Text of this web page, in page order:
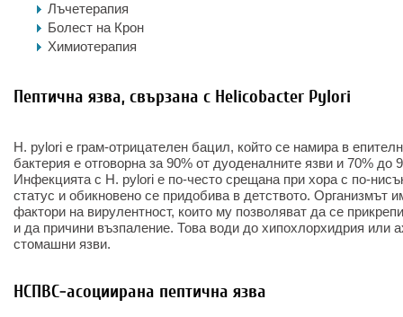
Лъчетерапия
Болест на Крон
Химиотерапия
Пептична язва, свързана с Helicobacter Pylori
H. pylori е грам-отрицателен бацил, който се намира в
бактерия е отговорна за 90% от дуоденалните язви и 70% до
Инфекцията с H. pylori е по-често срещана при хора с по-
статус и обикновено се придобива в детството. Организмът
фактори на вирулентност, които му позволяват да се
и да причини възпаление. Това води до хипохлорхидрия или
стомашни язви.
НСПВС-асоциирана пептична язва